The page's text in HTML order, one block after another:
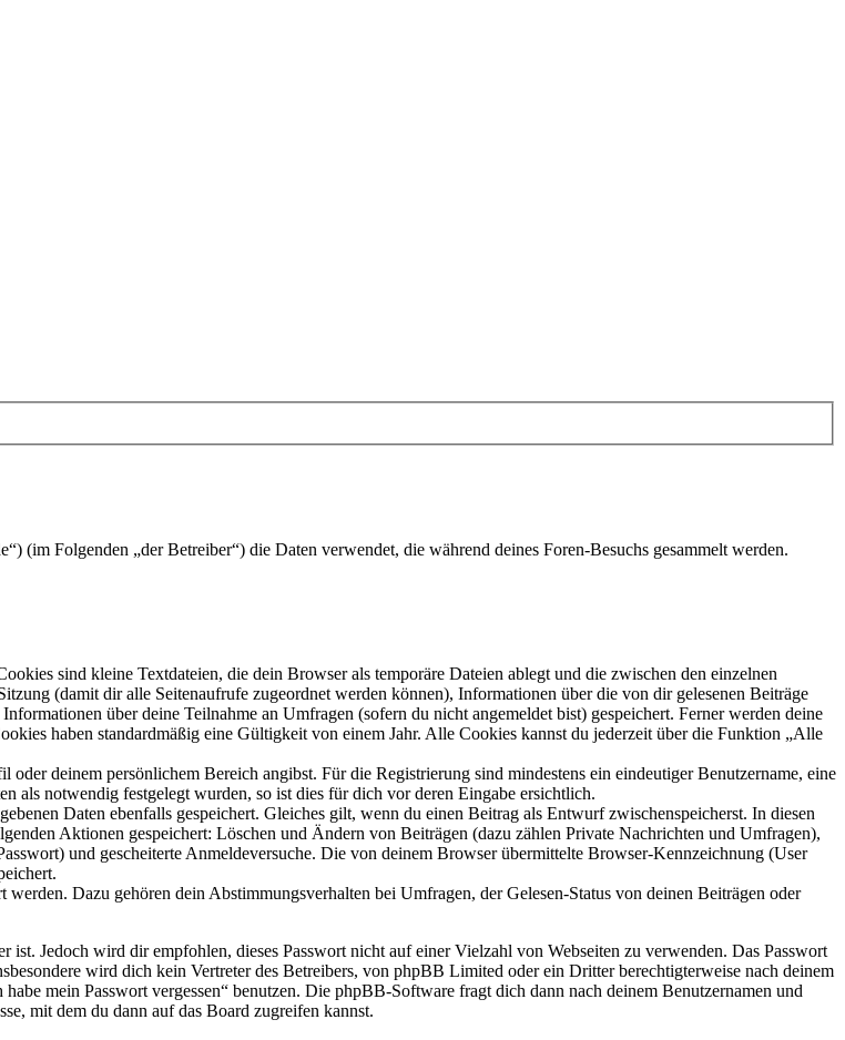
(im Folgenden „der Betreiber“) die Daten verwendet, die während deines Foren-Besuchs gesammelt werden.
sind kleine Textdateien, die dein Browser als temporäre Dateien ablegt und die zwischen den einzelnen
(damit dir alle Seitenaufrufe zugeordnet werden können), Informationen über die von dir gelesenen Beiträge
über deine Teilnahme an Umfragen (sofern du nicht angemeldet bist) gespeichert. Ferner werden deine
haben standardmäßig eine Gültigkeit von einem Jahr. Alle Cookies kannst du jederzeit über die Funktion „Alle
deinem persönlichem Bereich angibst. Für die Registrierung sind mindestens ein eindeutiger Benutzername, eine
als notwendig festgelegt wurden, so ist dies für dich vor deren Eingabe ersichtlich.
Daten ebenfalls gespeichert. Gleiches gilt, wenn du einen Beitrag als Entwurf zwischenspeicherst. In diesen
Aktionen gespeichert: Löschen und Ändern von Beiträgen (dazu zählen Private Nachrichten und Umfragen),
und gescheiterte Anmeldeversuche. Die von deinem Browser übermittelte Browser-Kennzeichnung (User
Dazu gehören dein Abstimmungsverhalten bei Umfragen, der Gelesen-Status von deinen Beiträgen oder
Jedoch wird dir empfohlen, dieses Passwort nicht auf einer Vielzahl von Webseiten zu verwenden. Das Passwort
wird dich kein Vertreter des Betreibers, von phpBB Limited oder ein Dritter berechtigterweise nach deinem
mein Passwort vergessen“ benutzen. Die phpBB-Software fragt dich dann nach deinem Benutzernamen und
mit dem du dann auf das Board zugreifen kannst.